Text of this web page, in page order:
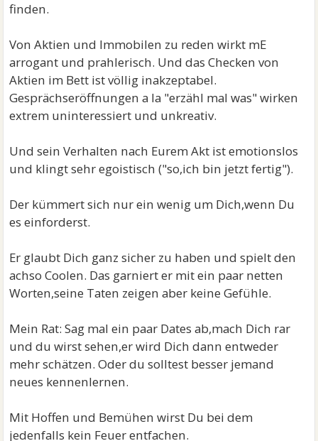
finden.
Von Aktien und Immobilen zu reden wirkt mE
arrogant und prahlerisch. Und das Checken von
Aktien im Bett ist völlig inakzeptabel.
Gesprächseröffnungen a la "erzähl mal was" wirken
extrem uninteressiert und unkreativ.
Und sein Verhalten nach Eurem Akt ist emotionslos
und klingt sehr egoistisch ("so,ich bin jetzt fertig").
Der kümmert sich nur ein wenig um Dich,wenn Du
es einforderst.
Er glaubt Dich ganz sicher zu haben und spielt den
achso Coolen. Das garniert er mit ein paar netten
Worten,seine Taten zeigen aber keine Gefühle.
Mein Rat: Sag mal ein paar Dates ab,mach Dich rar
und du wirst sehen,er wird Dich dann entweder
mehr schätzen. Oder du solltest besser jemand
neues kennenlernen.
Mit Hoffen und Bemühen wirst Du bei dem
jedenfalls kein Feuer entfachen.